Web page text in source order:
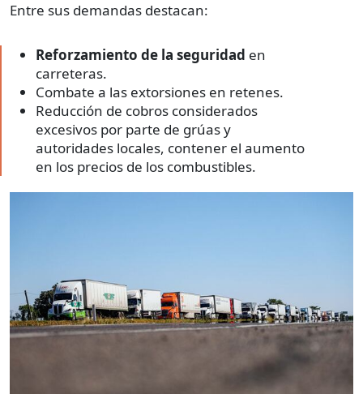
Entre sus demandas destacan:
Reforzamiento de la seguridad en
carreteras.
Combate a las extorsiones en retenes.
Reducción de cobros considerados
excesivos por parte de grúas y
autoridades locales, contener el aumento
en los precios de los combustibles.